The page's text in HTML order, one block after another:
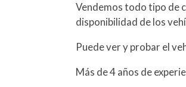
Vendemos todo tipo de
disponibilidad de los
Puede ver y probar el
Más de 4 años de